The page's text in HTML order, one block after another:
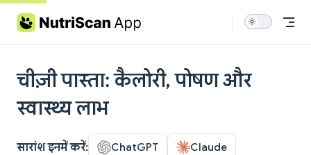
Skip to content
चीज़ी पास्ता: कैलोरी, पोषण और
स्वास्थ्य लाभ
सारांश इनमें करें: ChatGPT Claude